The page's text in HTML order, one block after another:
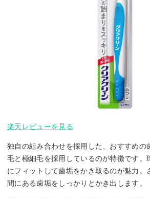
楽天レビューを見る
独自の組み合わせを採用した、おすすめの
毛と極細毛を採用しているのが特徴です。
にフィットして歯垢をかき取るのが魅力。
間にある歯垢をしっかりとかき出します。